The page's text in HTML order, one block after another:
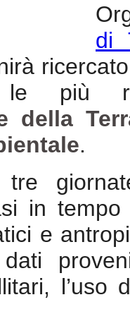
di
le più
della
.
in
e
dati
l’uso